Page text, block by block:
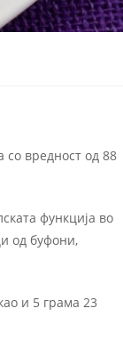
со вредност од 88
функција во
од буфони,
и 5 грама 23